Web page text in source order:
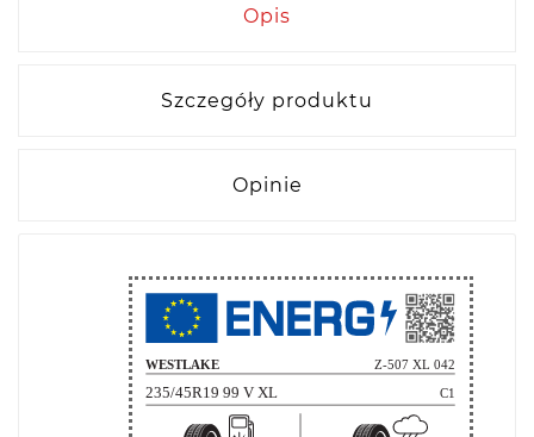
Opis
Szczegóły produktu
Opinie